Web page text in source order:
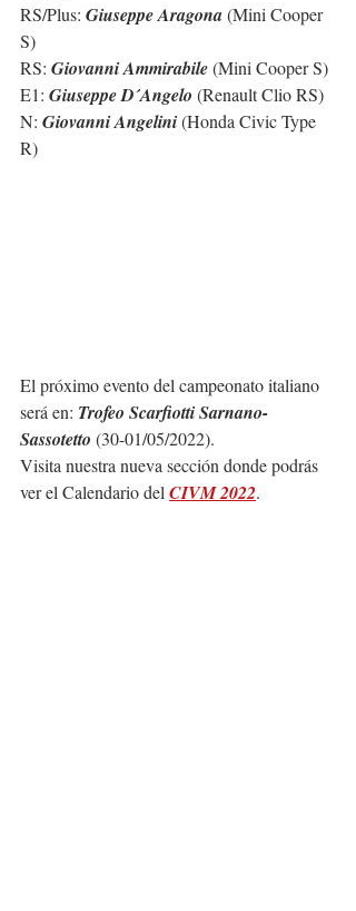
RS/Plus: Giuseppe Aragona (Mini Cooper
S)
RS: Giovanni Ammirabile (Mini Cooper S)
E1: Giuseppe D´Angelo (Renault Clio RS)
N: Giovanni Angelini (Honda Civic Type
R)
El próximo evento del campeonato italiano
será en: Trofeo Scarfiotti Sarnano-
Sassotetto (30-01/05/2022).
Visita nuestra nueva sección donde podrás
ver el Calendario del CIVM 2022.